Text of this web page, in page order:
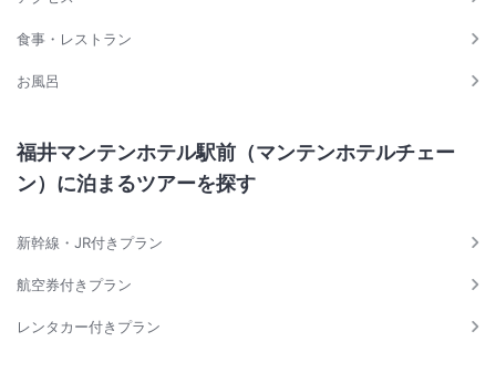
食事・レストラン
お風呂
福井マンテンホテル駅前（マンテンホテルチェー
ン）に泊まるツアーを探す
新幹線・JR付きプラン
航空券付きプラン
レンタカー付きプラン